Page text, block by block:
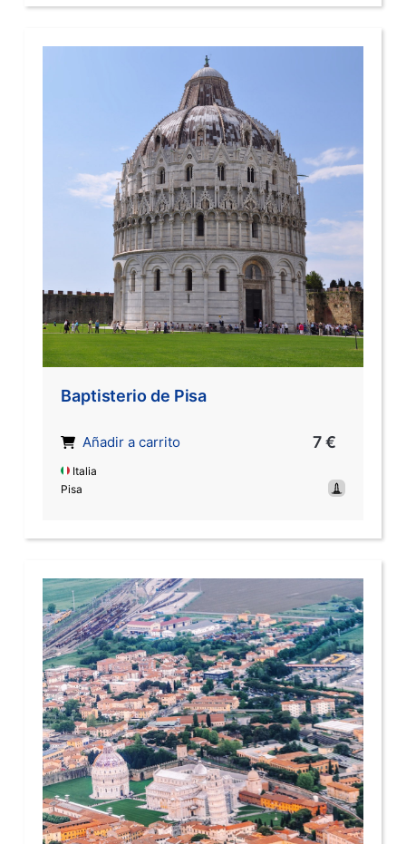
Baptisterio de Pisa
Añadir a carrito 7 €
Italia
Pisa